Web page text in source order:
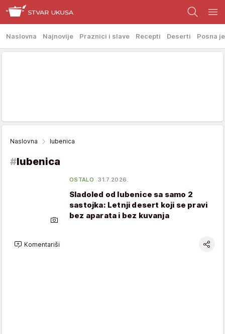
Naslovna Najnovije Praznici i slave Recepti Deserti Posna
Naslovna lubenica
#lubenica
OSTALO 31.7.2026.
Sladoled od lubenice sa samo 2
sastojka: Letnji desert koji se pravi
bez aparata i bez kuvanja
Komentariši